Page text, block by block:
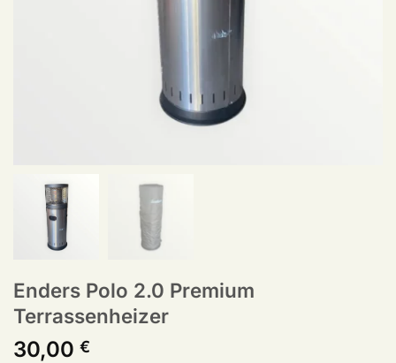
Enders Polo 2.0 Premium
Terrassenheizer
30,00 €